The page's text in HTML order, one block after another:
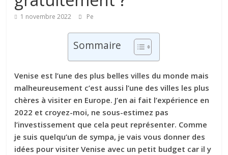
1 novembre 2022 Pe
Sommaire
Venise est l’une des plus belles villes du monde mais
malheureusement c’est aussi l’une des villes les plus
chères à visiter en Europe. J’en ai fait l’expérience en
2022 et croyez-moi, ne sous-estimez pas
l’investissement que cela peut représenter. Comme
je suis quelqu’un de sympa, je vais vous donner des
idées pour visiter Venise avec un petit budget car il y